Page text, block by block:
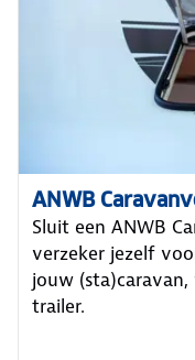
ANWB
Sluit een ANWB
verzeker jezelf
jouw
trailer.